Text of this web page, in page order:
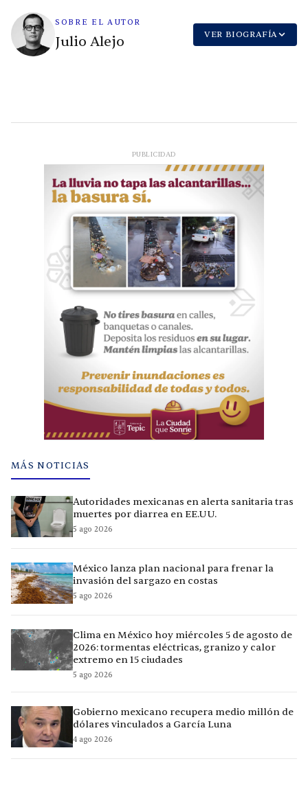
SOBRE EL AUTOR
Julio Alejo VER BIOGRAFÍA
PUBLICIDAD
MÁS NOTICIAS
Autoridades mexicanas en alerta sanitaria tras
muertes por diarrea en EE.UU.
5 ago 2026
México lanza plan nacional para frenar la
invasión del sargazo en costas
5 ago 2026
Clima en México hoy miércoles 5 de agosto de
2026: tormentas eléctricas, granizo y calor
extremo en 15 ciudades
5 ago 2026
Gobierno mexicano recupera medio millón de
dólares vinculados a García Luna
4 ago 2026